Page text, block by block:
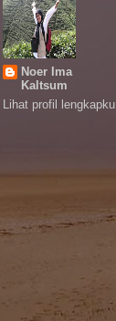
Noer Ima
Kaltsum
Lihat profil lengkapku